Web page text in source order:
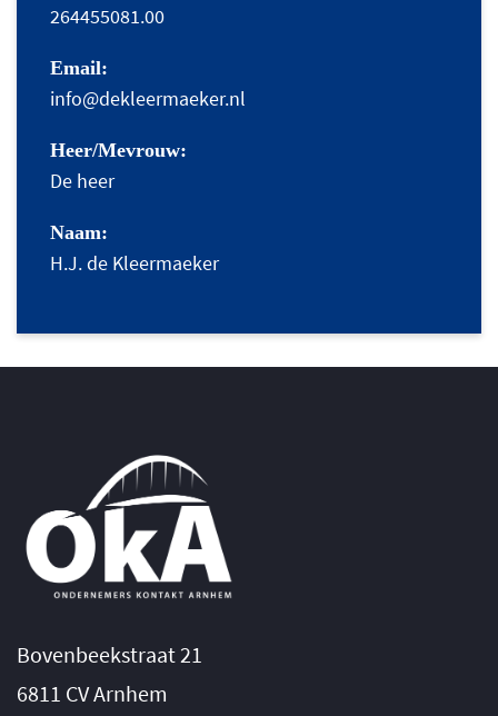
264455081.00
Email:
info@dekleermaeker.nl
Heer/Mevrouw:
De heer
Naam:
H.J. de Kleermaeker
Bovenbeekstraat 21
6811 CV Arnhem